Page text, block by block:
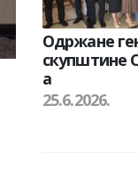
Одржане
скупштине
а
25.6.2026.